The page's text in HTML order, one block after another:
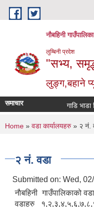
Skip to main content
नौबहिनी गाउँपालिका
लुम्बिनी प्रदेश
"सभ्य,
लुङ्ग,बहाने
समाचार गाडि भाडा
You are here
Home » वडा कार्यालयहरु » २ नं.
२ नं. वडा
Submitted on: Wed,
नाैबहिनी गाउँपालिकाको
वडाहरु